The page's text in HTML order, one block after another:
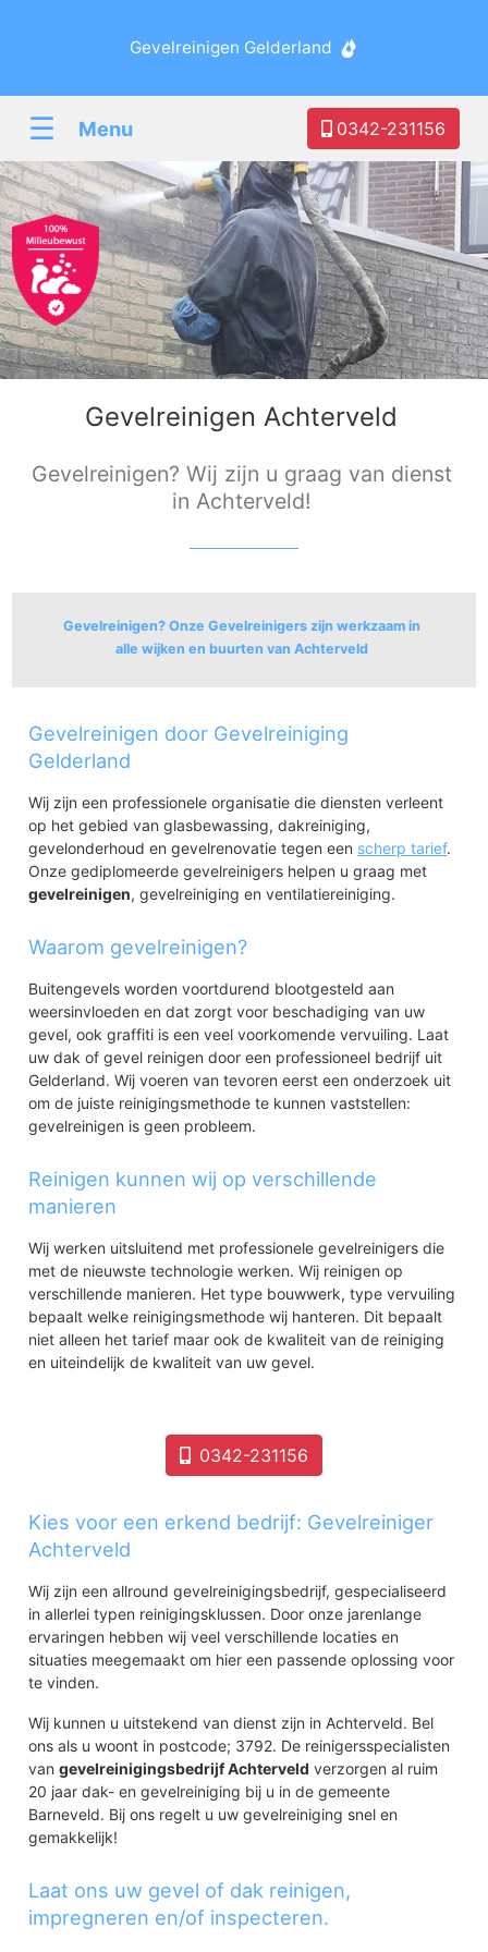
Gevelreinigen Gelderland
☰ Menu 0342-231156
Gevelreinigen Achterveld
Gevelreinigen? Wij zijn u graag van dienst
in Achterveld!
Gevelreinigen? Onze Gevelreinigers zijn werkzaam in
alle wijken en buurten van Achterveld
Gevelreinigen door Gevelreiniging
Gelderland
Wij zijn een professionele organisatie die diensten verleent
op het gebied van glasbewassing, dakreiniging,
gevelonderhoud en gevelrenovatie tegen een scherp tarief.
Onze gediplomeerde gevelreinigers helpen u graag met
gevelreinigen, gevelreiniging en ventilatiereiniging.
Waarom gevelreinigen?
Buitengevels worden voortdurend blootgesteld aan
weersinvloeden en dat zorgt voor beschadiging van uw
gevel, ook graffiti is een veel voorkomende vervuiling. Laat
uw dak of gevel reinigen door een professioneel bedrijf uit
Gelderland. Wij voeren van tevoren eerst een onderzoek uit
om de juiste reinigingsmethode te kunnen vaststellen:
gevelreinigen is geen probleem.
Reinigen kunnen wij op verschillende
manieren
Wij werken uitsluitend met professionele gevelreinigers die
met de nieuwste technologie werken. Wij reinigen op
verschillende manieren. Het type bouwwerk, type vervuiling
bepaalt welke reinigingsmethode wij hanteren. Dit bepaalt
niet alleen het tarief maar ook de kwaliteit van de reiniging
en uiteindelijk de kwaliteit van uw gevel.
0342-231156
Kies voor een erkend bedrijf: Gevelreiniger
Achterveld
Wij zijn een allround gevelreinigingsbedrijf, gespecialiseerd
in allerlei typen reinigingsklussen. Door onze jarenlange
ervaringen hebben wij veel verschillende locaties en
situaties meegemaakt om hier een passende oplossing voor
te vinden.
Wij kunnen u uitstekend van dienst zijn in Achterveld. Bel
ons als u woont in postcode; 3792. De reinigersspecialisten
vangevelreinigingsbedrijf Achterveld verzorgen al ruim
20 jaar dak- en gevelreiniging bij u in de gemeente
Barneveld. Bij ons regelt u uw gevelreiniging snel en
gemakkelijk!
Laat ons uw gevel of dak reinigen,
impregneren en/of inspecteren.